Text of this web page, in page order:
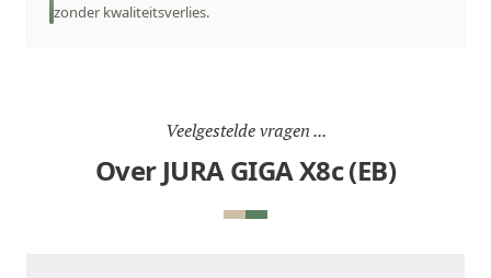
zonder kwaliteitsverlies.
Veelgestelde vragen ...
Over JURA GIGA X8c (EB)